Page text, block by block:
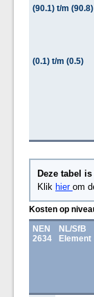
(90.1) t/m (90.8)
(0.1) t/m (0.5)
Deze tabel
Klik hier om
Kosten op
NEN
2634
NL/SfB
Element